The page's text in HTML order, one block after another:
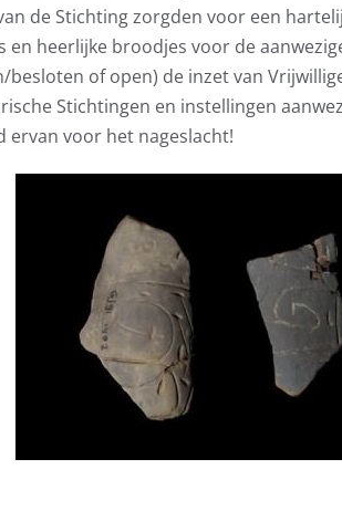
de Stichting zorgden voor een
heerlijke broodjes voor de
of open) de inzet van
Stichtingen en instellingen
voor het nageslacht!